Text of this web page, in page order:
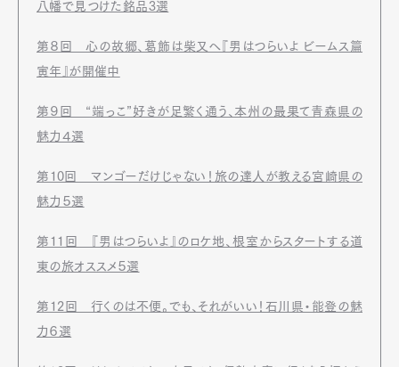
GourmetCars
Product
八幡で見つけた銘品3選
第８回 心の故郷、葛飾は柴又へ『男はつらいよ ビームス篇
寅年』が開催中
第９回 “端っこ”好きが足繁く通う、本州の最果て青森県の
魅力４選
第10回 マンゴーだけじゃない！旅の達人が教える宮崎県の
魅力５選
第11回 『男はつらいよ』のロケ地、根室からスタートする道
東の旅オススメ５選
第12回 行くのは不便。でも、それがいい！石川県・能登の魅
力６選